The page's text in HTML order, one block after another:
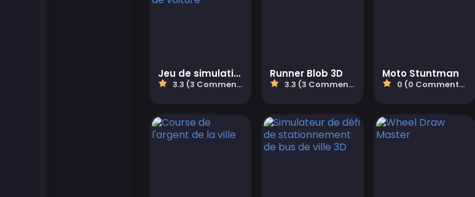
Jeu de simulation de stationnement de voiture
3.3 (3 Commentaires)
Runner Blob 3D
3.3 (3 Commentaires)
Moto Stuntman
0 (0 Commentaires)